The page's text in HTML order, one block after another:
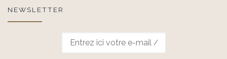
NEWSLETTER